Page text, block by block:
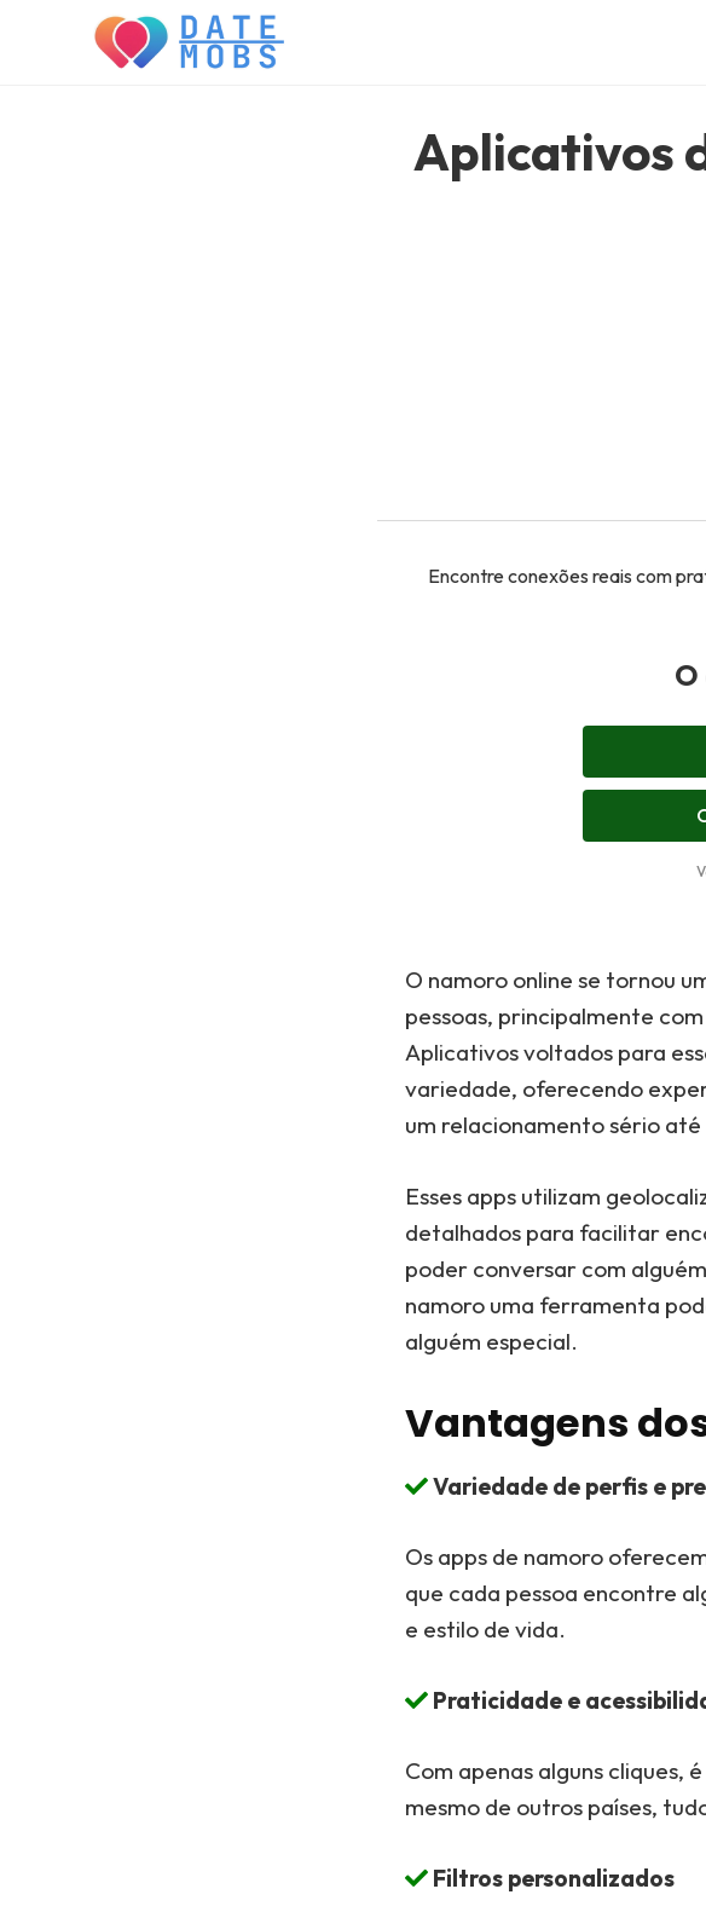
Aplicativos
Encontre conexões reais com
O
O namoro online se tornou
pessoas, principalmente
Aplicativos voltados para
variedade, oferecendo
um relacionamento sério
Esses apps utilizam
detalhados para facilitar
poder conversar com
namoro uma ferramenta
alguém especial.
Vantagens
Variedade de perfis e
Os apps de namoro
que cada pessoa encontre
e estilo de vida.
Praticidade e
Com apenas alguns cliques,
mesmo de outros países,
Filtros personalizados